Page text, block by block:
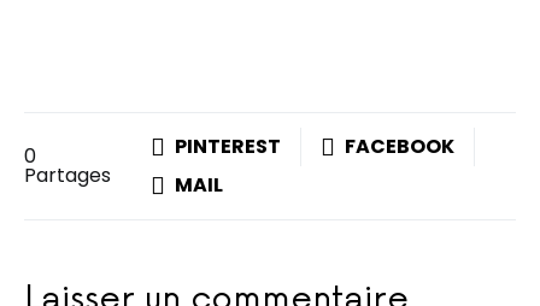
0
Partages
PINTEREST
FACEBOOK
MAIL